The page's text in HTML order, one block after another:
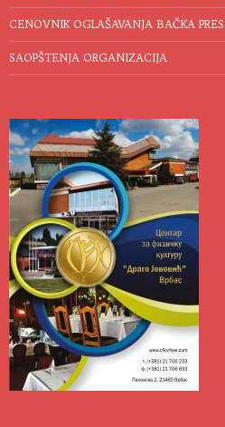
CENOVNIK OGLAŠAVANJA BAČKA
SAOPŠTENJA ORGANIZACIJA